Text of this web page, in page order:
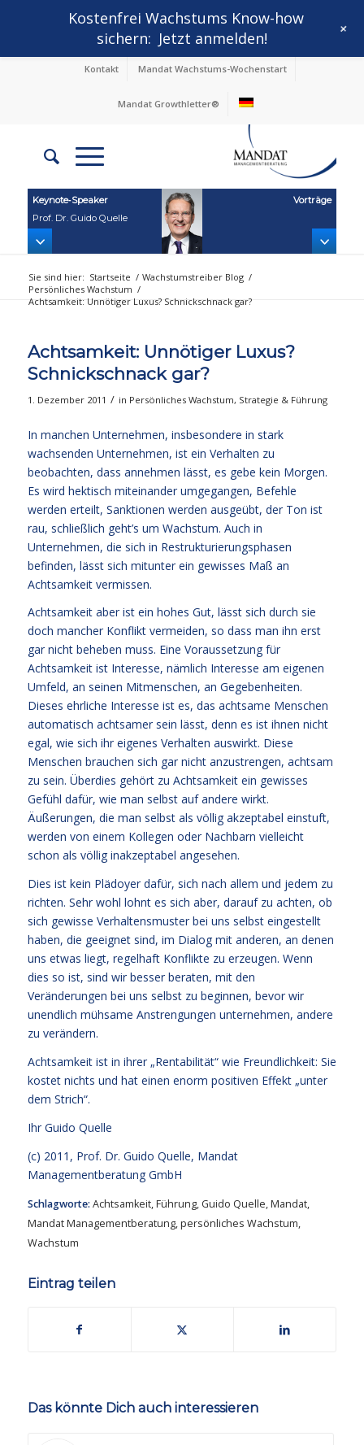
Kontakt Mandat Wachstums-Wochenstart
Mandat Growthletter®
Keynote‑Speaker
Prof. Dr. Guido Quelle
Vorträge
Sie sind hier: Startseite / Wachstumstreiber Blog /
Persönliches Wachstum /
Achtsamkeit: Unnötiger Luxus? Schnickschnack gar?
Achtsamkeit: Unnötiger Luxus?
Schnickschnack gar?
1. Dezember 2011 / in Persönliches Wachstum, Strategie & Führung
In manchen Unternehmen, insbesondere in stark
wachsenden Unternehmen, ist ein Verhalten zu
beobachten, dass annehmen lässt, es gebe kein Morgen.
Es wird hektisch miteinander umgegangen, Befehle
werden erteilt, Sanktionen werden ausgeübt, der Ton ist
rau, schließlich geht’s um Wachstum. Auch in
Unternehmen, die sich in Restrukturierungsphasen
befinden, lässt sich mitunter ein gewisses Maß an
Achtsamkeit vermissen.
Achtsamkeit aber ist ein hohes Gut, lässt sich durch sie
doch mancher Konflikt vermeiden, so dass man ihn erst
gar nicht beheben muss. Eine Voraussetzung für
Achtsamkeit ist Interesse, nämlich Interesse am eigenen
Umfeld, an seinen Mitmenschen, an Gegebenheiten.
Dieses ehrliche Interesse ist es, das achtsame Menschen
automatisch achtsamer sein lässt, denn es ist ihnen nicht
egal, wie sich ihr eigenes Verhalten auswirkt. Diese
Menschen brauchen sich gar nicht anzustrengen, achtsam
zu sein. Überdies gehört zu Achtsamkeit ein gewisses
Gefühl dafür, wie man selbst auf andere wirkt.
Äußerungen, die man selbst als völlig akzeptabel einstuft,
werden von einem Kollegen oder Nachbarn vielleicht
schon als völlig inakzeptabel angesehen.
Dies ist kein Plädoyer dafür, sich nach allem und jedem zu
richten. Sehr wohl lohnt es sich aber, darauf zu achten, ob
sich gewisse Verhaltensmuster bei uns selbst eingestellt
haben, die geeignet sind, im Dialog mit anderen, an denen
uns etwas liegt, regelhaft Konflikte zu erzeugen. Wenn
dies so ist, sind wir besser beraten, mit den
Veränderungen bei uns selbst zu beginnen, bevor wir
unendlich mühsame Anstrengungen unternehmen, andere
zu verändern.
Achtsamkeit ist in ihrer „Rentabilität“ wie Freundlichkeit: Sie
kostet nichts und hat einen enorm positiven Effekt „unter
dem Strich“.
Ihr Guido Quelle
(c) 2011, Prof. Dr. Guido Quelle, Mandat
Managementberatung GmbH
Schlagworte: Achtsamkeit,Führung, Guido Quelle,Mandat,
Mandat Managementberatung,persönliches Wachstum,
Wachstum
Eintrag teilen
Das könnte Dich auch interessieren
Kostenfrei Wachstums Know-how
sichern: Jetzt anmelden! +